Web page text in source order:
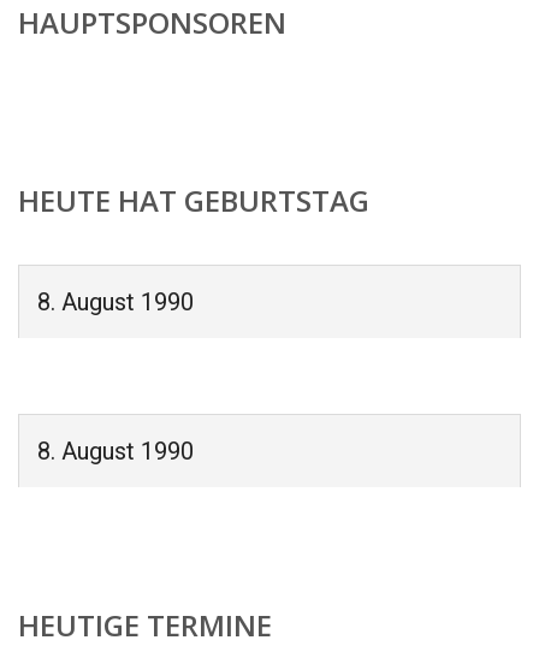
HAUPTSPONSOREN
HEUTE HAT GEBURTSTAG
8. August 1990
8. August 1990
HEUTIGE TERMINE